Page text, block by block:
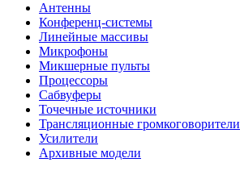
Антенны
Конференц-системы
Линейные массивы
Микрофоны
Микшерные пульты
Процессоры
Сабвуферы
Точечные источники
Трансляционные громкоговорители
Усилители
Архивные модели